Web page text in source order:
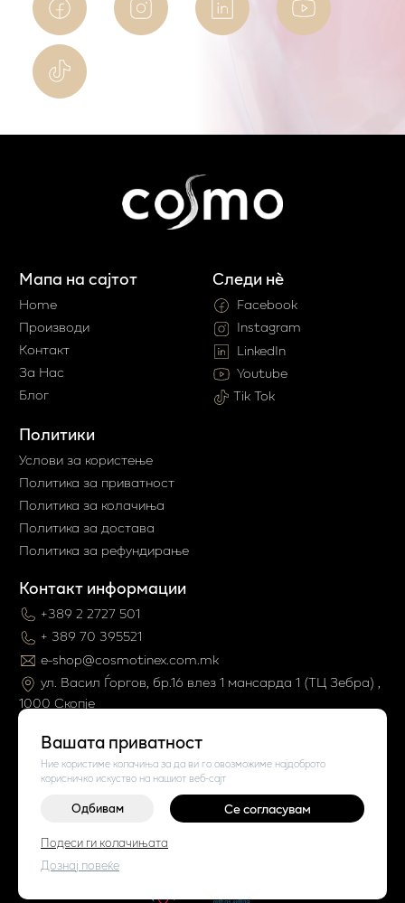
Вашата приватност
Ние користиме колачиња за да ви го овозможиме најдоброто
корисничко искуство на нашиот веб-сајт
Одбивам Се согласувам
Подеси ги колачињата
Дознај повеќе
Мапа на сајтот
Home
Производи
Контакт
За Нас
Блог
Политики
Услови за користење
Политика за приватност
Политика за колачиња
Политика за достава
Политика за рефундирање
Контакт информации
+389 2 2727 501
+ 389 70 395521
e-shop@cosmotinex.com.mk
ул. Васил Ѓоргов, бр.16 влез 1 мaнсарда 1 (ТЦ Зебра) ,
1000 Скопје
Следи нè
Facebook
Instagram
LinkedIn
Youtube
Tik Tok
©2026Vendor x
Поставки за колачиња